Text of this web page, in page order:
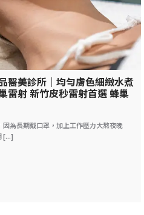
醫美診所｜均勻膚色細緻水煮
雷射 新竹皮秒雷射首選 蜂巢
為長期戴口罩，加上工作壓力大熬夜晚
[...]